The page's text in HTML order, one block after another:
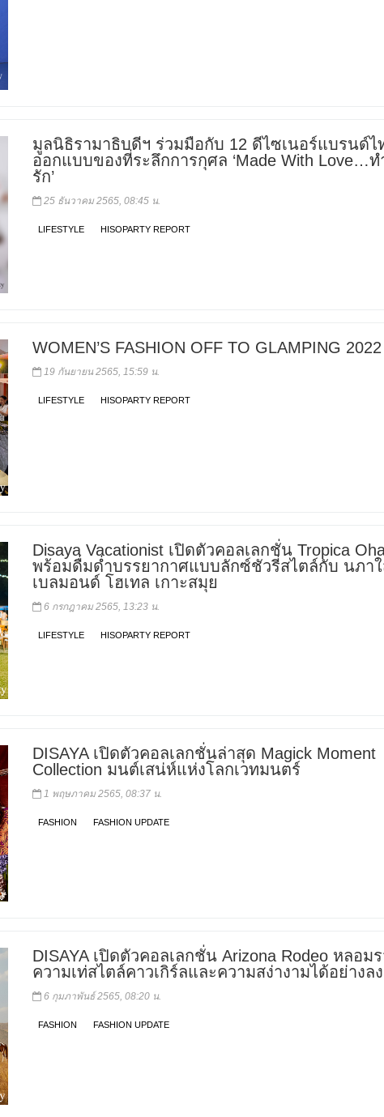
มูลนิธิรามาธิบดีฯ ร่วมมือกับ 12 ดีไซเนอร์แบรนด์ไ
ออกแบบของที่ระลึกการกุศล ‘Made With Love…ท
รัก’
25 ธันวาคม 2565, 08:45 น.
LIFESTYLE HISOPARTY REPORT
WOMEN’S FASHION OFF TO GLAMPING 2022
19 กันยายน 2565, 15:59 น.
LIFESTYLE HISOPARTY REPORT
Disaya Vacationist เปิดตัวคอลเลกชั่น Tropica
พร้อมดื่มด่ำบรรยากาศแบบลักซ์ชัวรี่สไตล์กับ นภาใ
เบลมอนด์ โฮเทล เกาะสมุย
6 กรกฎาคม 2565, 13:23 น.
LIFESTYLE HISOPARTY REPORT
DISAYA เปิดตัวคอลเลกชั่นล่าสุด Magick Moment
Collection มนต์เสน่ห์แห่งโลกเวทมนตร์
1 พฤษภาคม 2565, 08:37 น.
FASHION FASHION UPDATE
DISAYA เปิดตัวคอลเลกชั่น Arizona Rodeo หลอม
ความเท่สไตล์คาวเกิร์ลและความสง่างามได้อย่างล
6 กุมภาพันธ์ 2565, 08:20 น.
FASHION FASHION UPDATE